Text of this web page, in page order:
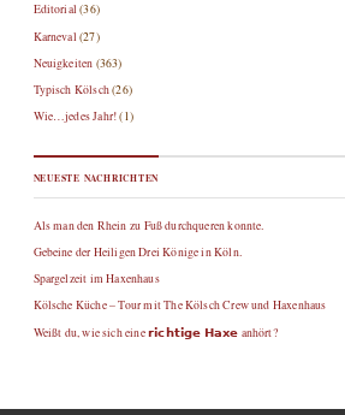
Editorial (36)
Karneval (27)
Neuigkeiten (363)
Typisch Kölsch(26)
Wie…jedes Jahr!(1)
NEUESTE NACHRICHTEN
Als man den Rhein zu Fuß durchqueren konnte.
Gebeine der Heiligen Drei Könige in Köln.
Spargelzeit im Haxenhaus
Kölsche Küche – Tour mit The Kölsch Crew und Haxenhaus
Weißt du, wie sich eine 𝗿𝗶𝗰𝗵𝘁𝗶𝗴𝗲 𝗛𝗮𝘅𝗲 anhört?